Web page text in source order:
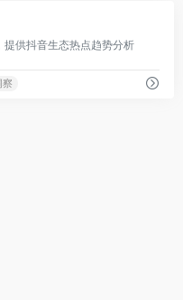
供抖音生态热点趋势分析
察